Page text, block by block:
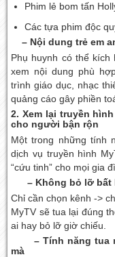
Phim lẻ bom tấn
Các tựa phim độc
– Nội dung trẻ em
Phụ huynh có thể kích
xem nội dung phù
trình giáo dục, nhạc
quảng cáo gây phiền
2. Xem lại truyền
cho người bận rộn
Một trong những tính
dịch vụ truyền hình
“cứu tinh” cho mọi gia
– Không bỏ lỡ bất
Chỉ cần chọn kênh ->
MyTV sẽ tua lại đúng
ai hay bỏ lỡ giờ chiếu.
– Tính năng tua
mà